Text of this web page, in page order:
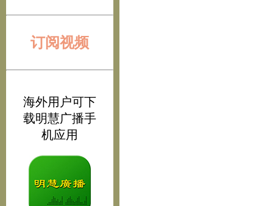
订阅视频
海外用户可下
载明慧广播手
机应用